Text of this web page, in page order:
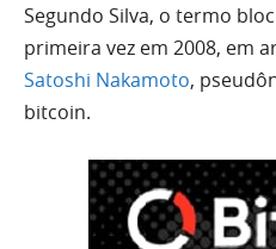
Segundo Silva, o termo
primeira vez em 2008, em
Satoshi Nakamoto,
bitcoin.